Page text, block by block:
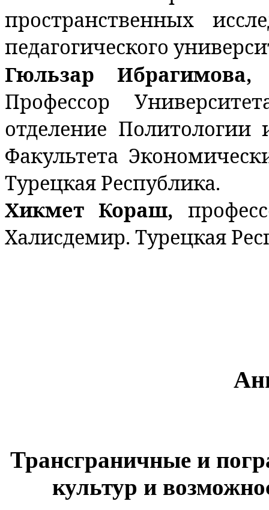
пространственных
педагогического
Гюльзар Ибрагимова,
Профессор
отделение
Факультета
Турецкая Республика.
Хикмет Кораш,
Халисдемир. Турецкая
Трансграничные и
культур и